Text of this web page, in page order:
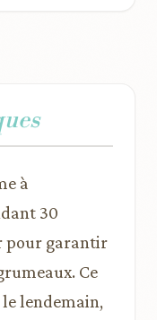
à
30
pour garantir
Ce
lendemain,